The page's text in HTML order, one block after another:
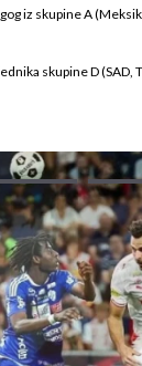
iz skupine A
skupine D (SAD,